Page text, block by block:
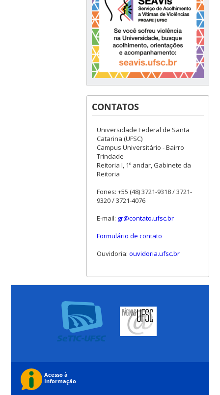
CONTATOS
Universidade Federal de Santa
Catarina (UFSC)
Campus Universitário - Bairro
Trindade
Reitoria I, 1º andar, Gabinete da
Reitoria
Fones: +55 (48) 3721-9318 / 3721-
9320 / 3721-4076
E-mail: gr@contato.ufsc.br
Formulário de contato
Ouvidoria: ouvidoria.ufsc.br